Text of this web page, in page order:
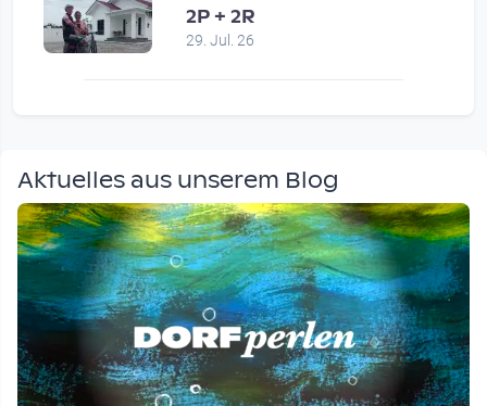
2P + 2R
29. Jul. 26
Aktuelles aus unserem Blog